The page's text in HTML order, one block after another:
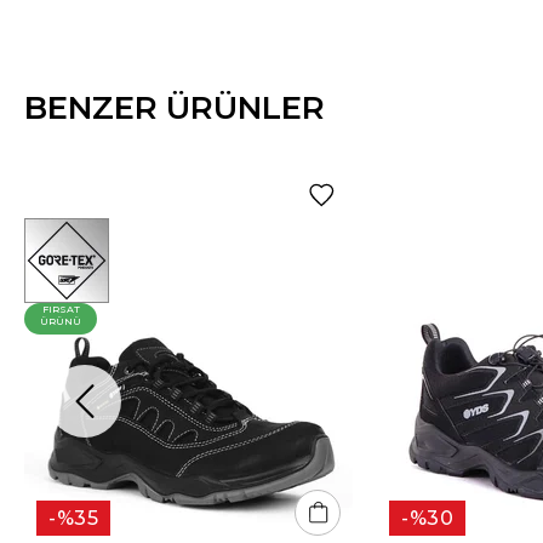
BENZER ÜRÜNLER
%35
FIRSAT
ÜRÜNÜ
%30